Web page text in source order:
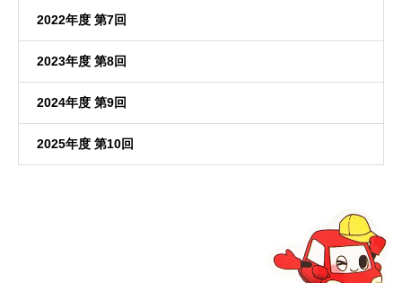
2022年度 第7回
2023年度 第8回
2024年度 第9回
2025年度 第10回